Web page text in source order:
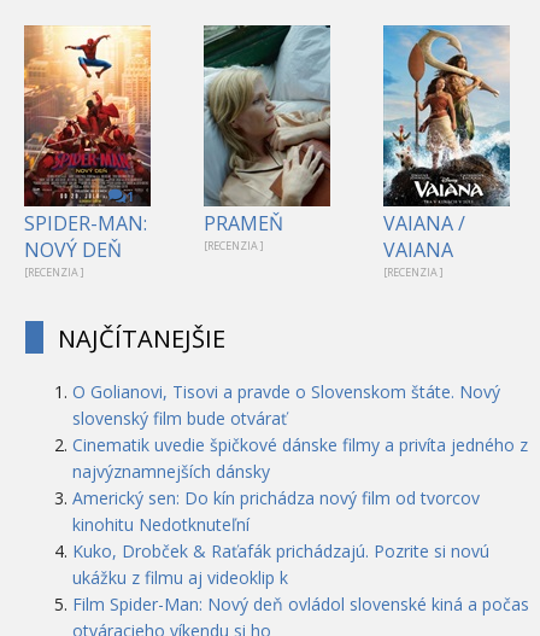
1
SPIDER-MAN:
NOVÝ DEŇ
[RECENZIA ]
PRAMEŇ
[RECENZIA ]
VAIANA /
VAIANA
[RECENZIA ]
NAJČÍTANEJŠIE
O Golianovi, Tisovi a pravde o Slovenskom štáte. Nový
slovenský film bude otvárať
Cinematik uvedie špičkové dánske filmy a privíta jedného z
najvýznamnejších dánsky
Americký sen: Do kín prichádza nový film od tvorcov
kinohitu Nedotknuteľní
Kuko, Drobček & Raťafák prichádzajú. Pozrite si novú
ukážku z filmu aj videoklip k
Film Spider-Man: Nový deň ovládol slovenské kiná a počas
otváracieho víkendu si ho